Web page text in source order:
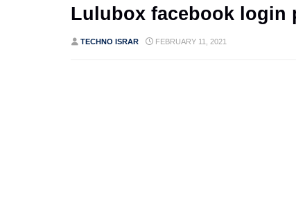
Lulubox facebook login
TECHNO ISRAR FEBRUARY 11, 2021